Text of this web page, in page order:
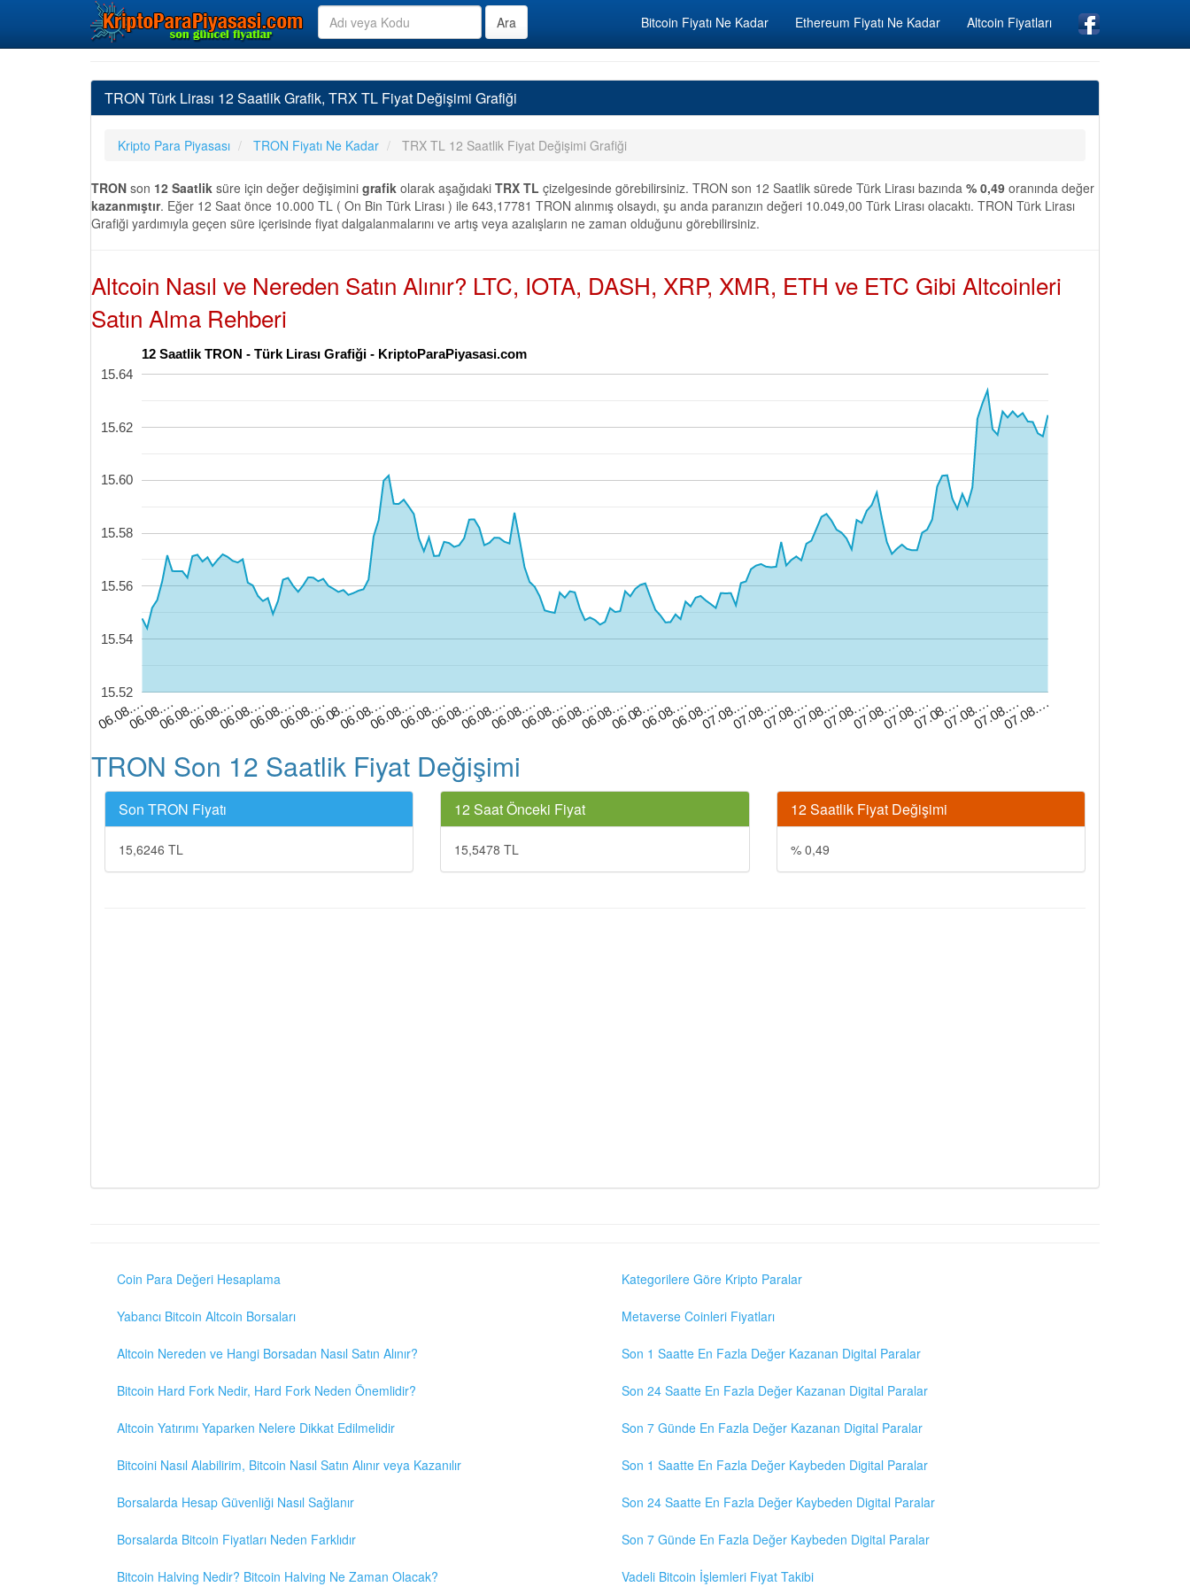
Bitcoin Fiyatı Ne Kadar Ethereum Fiyatı Ne Kadar Altcoin Fiyatları
TRON Türk Lirası 12 Saatlik Grafik, TRX TL Fiyat Değişimi Grafiği
Kripto Para Piyasası TRON Fiyatı Ne Kadar TRX TL 12 Saatlik Fiyat Değişimi Grafiği
TRON son 12 Saatlik süre için değer değişimini grafik olarak aşağıdaki TRX TL çizelgesinde görebilirsiniz. TRON son 12 Saatlik sürede Türk Lirası bazında % 0,49 oranında değer
kazanmıştır. Eğer 12 Saat önce 10.000 TL ( On Bin Türk Lirası ) ile 643,17781 TRON alınmış olsaydı, şu anda paranızın değeri 10.049,00 Türk Lirası olacaktı. TRON Türk Lirası
Grafiği yardımıyla geçen süre içerisinde fiyat dalgalanmalarını ve artış veya azalışların ne zaman olduğunu görebilirsiniz.
Altcoin Nasıl ve Nereden Satın Alınır? LTC, IOTA, DASH, XRP, XMR, ETH ve ETC Gibi Altcoinleri
Satın Alma Rehberi
12 Saatlik TRON - Türk Lirası Grafiği - KriptoParaPiyasasi.com
06.08.…06.08.…06.08.…06.08.…06.08.…06.08.…06.08.…06.08.…06.08.…06.08.…06.08.…06.08.…06.08.…06.08.…06.08.…06.08.…06.08.…06.08.…06.08.…06.08.…07.08.…07.08.…07.08.…07.08.…07.08.…07.08.…07.08.…07.08.…07.08.…07.08.…07.08.…
15.52
15.54
15.56
15.58
15.60
15.62
15.64
TRON Son 12 Saatlik Fiyat Değişimi
Son TRON Fiyatı
15,6246 TL
12 Saat Önceki Fiyat
15,5478 TL
12 Saatlik Fiyat Değişimi
% 0,49
Coin Para Değeri Hesaplama
Yabancı Bitcoin Altcoin Borsaları
Altcoin Nereden ve Hangi Borsadan Nasıl Satın Alınır?
Bitcoin Hard Fork Nedir, Hard Fork Neden Önemlidir?
Altcoin Yatırımı Yaparken Nelere Dikkat Edilmelidir
Bitcoini Nasıl Alabilirim, Bitcoin Nasıl Satın Alınır veya Kazanılır
Borsalarda Hesap Güvenliği Nasıl Sağlanır
Borsalarda Bitcoin Fiyatları Neden Farklıdır
Bitcoin Halving Nedir? Bitcoin Halving Ne Zaman Olacak?
Kategorilere Göre Kripto Paralar
Metaverse Coinleri Fiyatları
Son 1 Saatte En Fazla Değer Kazanan Digital Paralar
Son 24 Saatte En Fazla Değer Kazanan Digital Paralar
Son 7 Günde En Fazla Değer Kazanan Digital Paralar
Son 1 Saatte En Fazla Değer Kaybeden Digital Paralar
Son 24 Saatte En Fazla Değer Kaybeden Digital Paralar
Son 7 Günde En Fazla Değer Kaybeden Digital Paralar
Vadeli Bitcoin İşlemleri Fiyat Takibi